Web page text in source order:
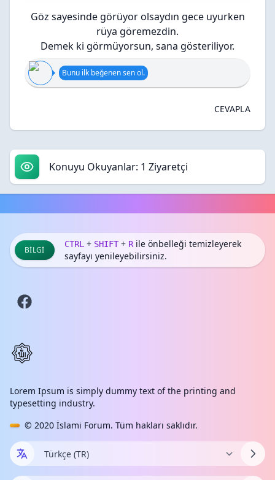
Göz sayesinde görüyor olsaydın gece uyurken
rüya göremezdin.
Demek ki görmüyorsun, sana gösteriliyor.
Bunu ilk beğenen sen ol.
CEVAPLA
Konuyu Okuyanlar: 1 Ziyaretçi
BILGI
CTRL + SHIFT + Rile önbelleği temizleyerek
sayfayı yenileyebilirsiniz.
Lorem Ipsum is simply dummy text of the printing and
typesetting industry.
© 2020 İslami Forum. Tüm hakları saklıdır.